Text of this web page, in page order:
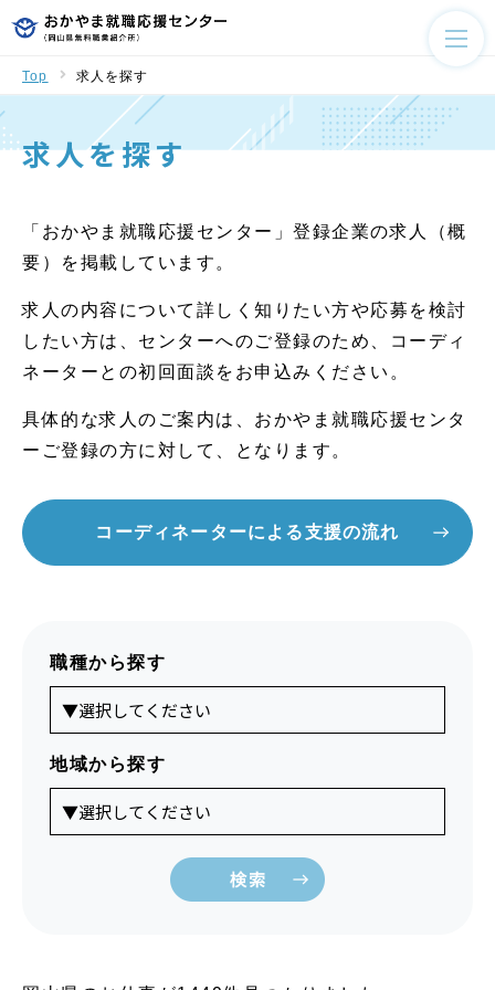
Top 求人を探す
求人を探す
「おかやま就職応援センター」登録企業の求人（概
要）を掲載しています。
求人の内容について詳しく知りたい方や応募を検討
したい方は、センターへのご登録のため、コーディ
ネーターとの初回面談をお申込みください。
具体的な求人のご案内は、おかやま就職応援センタ
ーご登録の方に対して、となります。
コーディネーターによる支援の流れ
職種から探す
地域から探す